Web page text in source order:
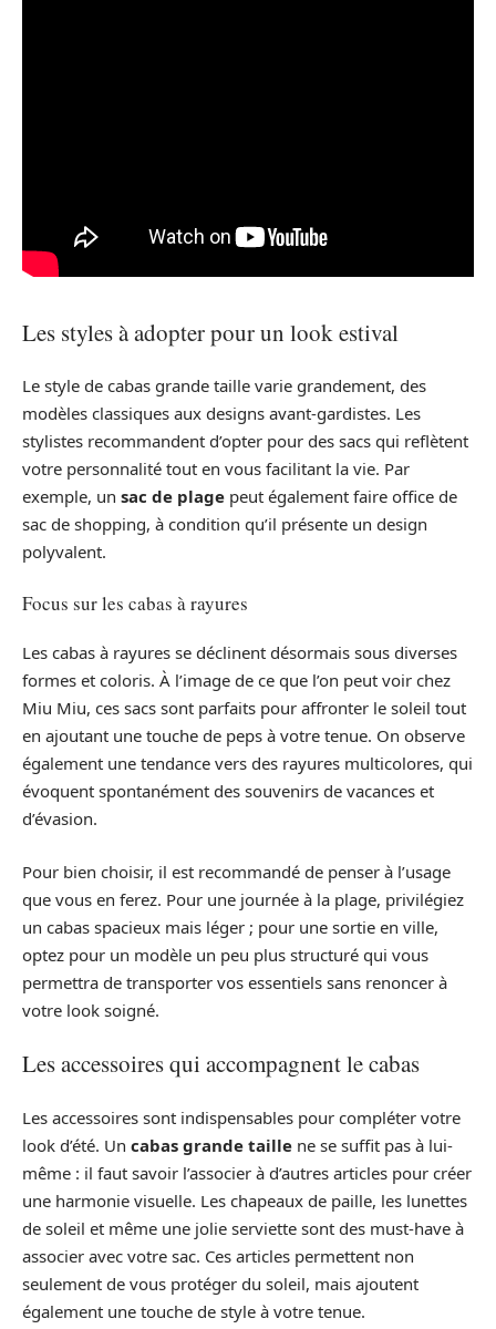
Les styles à adopter pour un look estival
Le style de cabas grande taille varie grandement, des
modèles classiques aux designs avant-gardistes. Les
stylistes recommandent d’opter pour des sacs qui reflètent
votre personnalité tout en vous facilitant la vie. Par
exemple, un sac de plage peut également faire office de
sac de shopping, à condition qu’il présente un design
polyvalent.
Focus sur les cabas à rayures
Les cabas à rayures se déclinent désormais sous diverses
formes et coloris. À l’image de ce que l’on peut voir chez
Miu Miu, ces sacs sont parfaits pour affronter le soleil tout
en ajoutant une touche de peps à votre tenue. On observe
également une tendance vers des rayures multicolores, qui
évoquent spontanément des souvenirs de vacances et
d’évasion.
Pour bien choisir, il est recommandé de penser à l’usage
que vous en ferez. Pour une journée à la plage, privilégiez
un cabas spacieux mais léger ; pour une sortie en ville,
optez pour un modèle un peu plus structuré qui vous
permettra de transporter vos essentiels sans renoncer à
votre look soigné.
Les accessoires qui accompagnent le cabas
Les accessoires sont indispensables pour compléter votre
look d’été. Un cabas grande taille ne se suffit pas à lui-
même : il faut savoir l’associer à d’autres articles pour créer
une harmonie visuelle. Les chapeaux de paille, les lunettes
de soleil et même une jolie serviette sont des must-have à
associer avec votre sac. Ces articles permettent non
seulement de vous protéger du soleil, mais ajoutent
également une touche de style à votre tenue.